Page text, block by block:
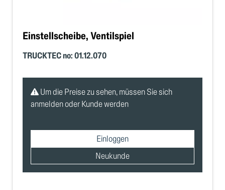
Einstellscheibe, Ventilspiel
TRUCKTEC no: 01.12.070
Um die Preise zu sehen, müssen Sie sich
anmelden oder Kunde werden
Einloggen
Neukunde